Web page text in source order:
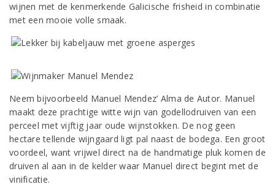
wijnen met de kenmerkende Galicische frisheid in combinatie
met een mooie volle smaak.
Neem bijvoorbeeld Manuel Mendez’ Alma de Autor. Manuel
maakt deze prachtige witte wijn van godellodruiven van een
perceel met vijftig jaar oude wijnstokken. De nog geen
hectare tellende wijngaard ligt pal naast de bodega. Een groot
voordeel, want vrijwel direct na de handmatige pluk komen de
druiven al aan in de kelder waar Manuel direct begint met de
vinificatie.